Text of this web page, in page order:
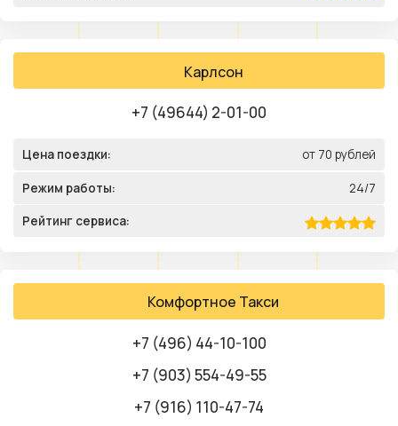
Карлсон
+7 (49644) 2-01-00
Цена поездки: от 70 рублей
Режим работы: 24/7
Рейтинг сервиса:
Комфортное Такси
+7 (496) 44-10-100
+7 (903) 554-49-55
+7 (916) 110-47-74